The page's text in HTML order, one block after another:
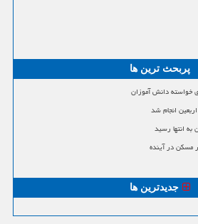
پربحث ترین ها
خواسته دانش آموزان
انجام شد
مسکن در آینده
جدیدترین ها